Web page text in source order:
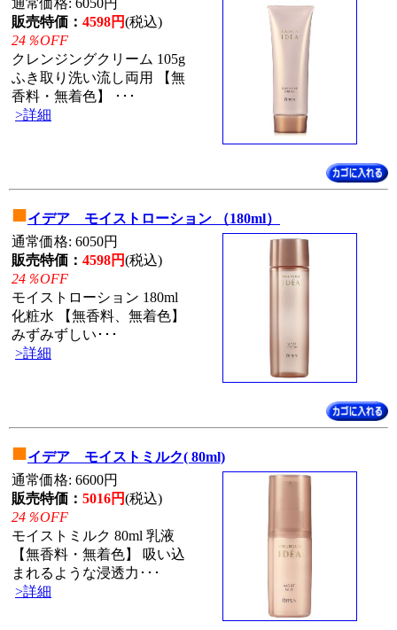
通常価格: 6050円
販売特価： 4598円(税込)
24％OFF
クレンジングクリーム 105g
ふき取り洗い流し両用 【無
香料・無着色】 ･･･
>詳細
■イデア モイストローション （180ml）
通常価格: 6050円
販売特価： 4598円(税込)
24％OFF
モイストローション 180ml
化粧水 【無香料、無着色】
みずみずしい･･･
>詳細
■イデア モイストミルク( 80ml)
通常価格: 6600円
販売特価： 5016円(税込)
24％OFF
モイストミルク 80ml 乳液
【無香料・無着色】 吸い込
まれるような浸透力･･･
>詳細